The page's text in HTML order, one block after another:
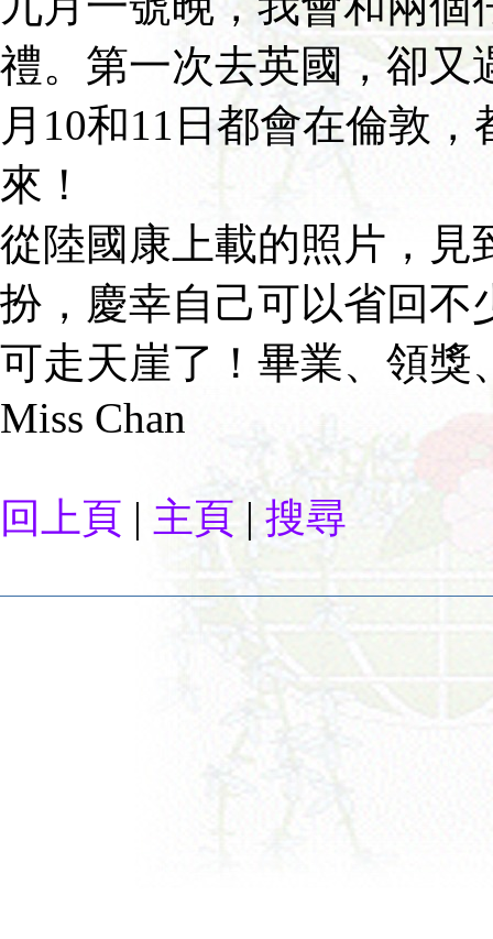
禮。第一次去英國，卻又
月10和11日都會在倫敦
來！
從陸國康上載的照片，見
扮，慶幸自己可以省回不
可走天崖了！畢業、領獎
Miss Chan
回上頁 | 主頁| 搜尋